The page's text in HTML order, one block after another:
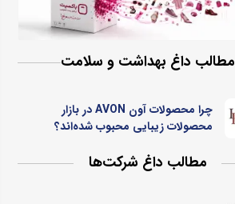
مطالب داغ بهداشت و سلامت
چرا محصولات آون AVON در بازار
محصولات زیبایی محبوب شده‌اند؟
مطالب داغ شرکت‌ها